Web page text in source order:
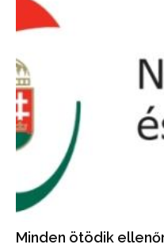
Minden ötödik